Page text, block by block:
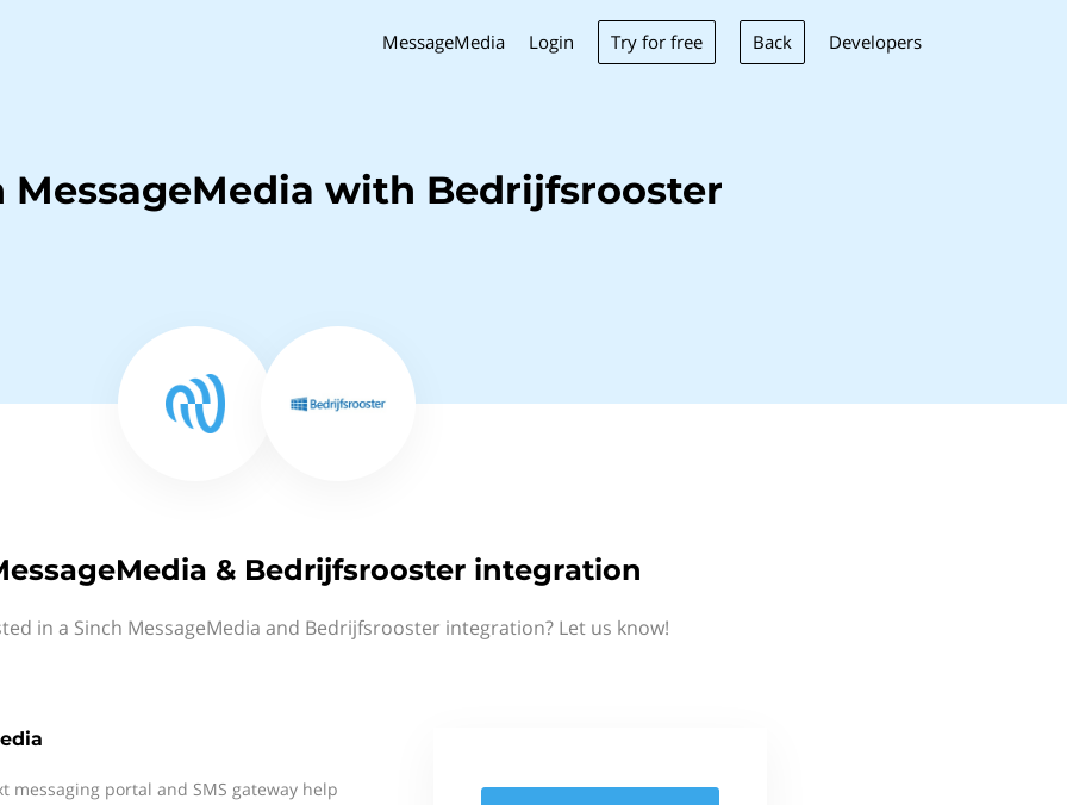
MessageMedia Login Try for free Back Developers
MessageMedia with Bedrijfsrooster
& Bedrijfsrooster integration
in a Sinch MessageMedia and Bedrijfsrooster integration? Let us know!
messaging portal and SMS gateway help